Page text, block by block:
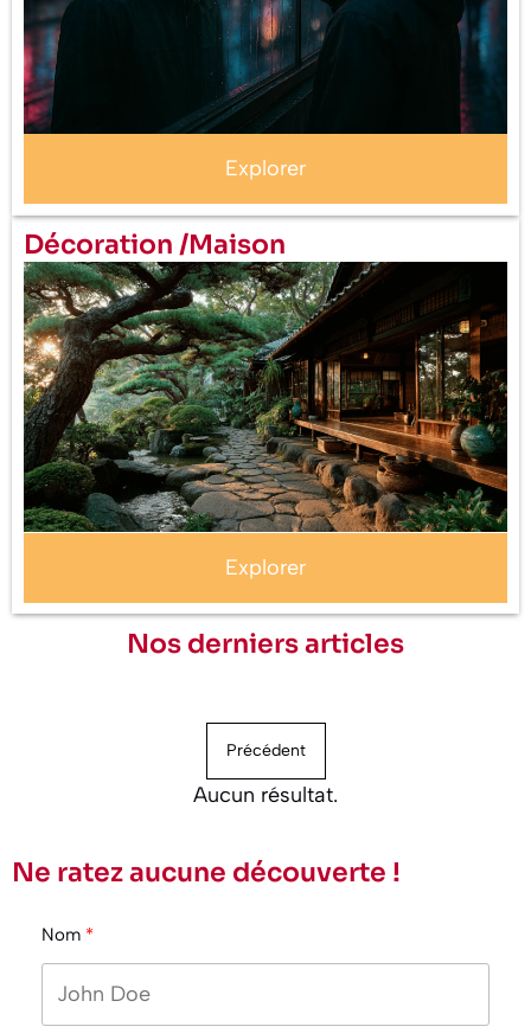
Explorer
Décoration /Maison
Explorer
Nos derniers articles
Précédent
Aucun résultat.
Ne ratez aucune découverte !
Nom